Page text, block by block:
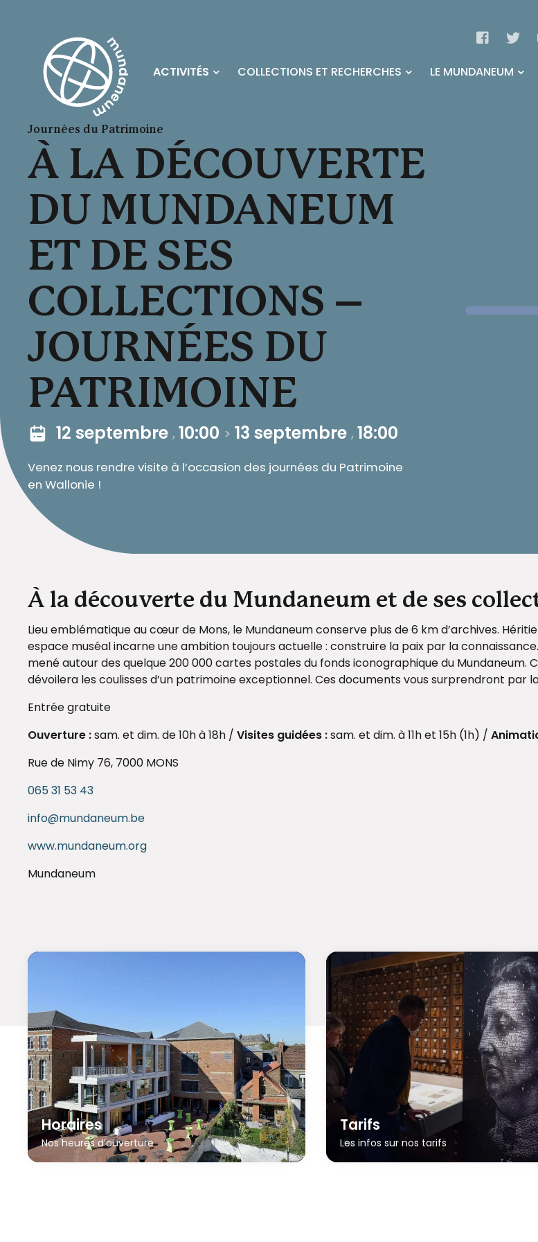
ACTIVITÉS COLLECTIONS ET RECHERCHES LE MUNDANEUM
Journées du Patrimoine
À LA DÉCOUVERTE
DU MUNDANEUM
ET DE SES
COLLECTIONS –
JOURNÉES DU
PATRIMOINE
12 septembre,10:00 >13 septembre,18:00
Venez nous rendre visite à l’occasion des journées du Patrimoine
en Wallonie !
À la découverte du Mundaneum et de ses
Lieu emblématique au cœur de Mons, le Mundaneum conserve plus de 6 km d’archives.
espace muséal incarne une ambition toujours actuelle : construire la paix par la
mené autour des quelque 200 000 cartes postales du fonds iconographique du
dévoilera les coulisses d’un patrimoine exceptionnel. Ces documents vous surprendront par
Entrée gratuite
Ouverture :sam. et dim. de 10h à 18h /Visites guidées :sam. et dim. à 11h et 15h (1h) /
Rue de Nimy 76, 7000 MONS
065 31 53 43
info@mundaneum.be
www.mundaneum.org
Mundaneum
Horaires
Nos heures d’ouverture
Tarifs
Les infos sur nos tarifs